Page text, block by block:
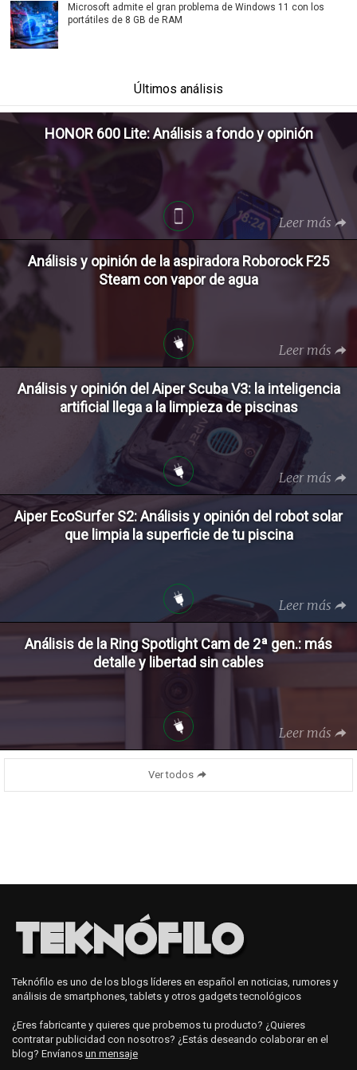
Microsoft admite el gran problema de Windows 11 con los
portátiles de 8 GB de RAM
Últimos análisis
HONOR 600 Lite: Análisis a fondo y opinión
Leer más
Análisis y opinión de la aspiradora Roborock F25
Steam con vapor de agua
Leer más
Análisis y opinión del Aiper Scuba V3: la inteligencia
artificial llega a la limpieza de piscinas
Leer más
Aiper EcoSurfer S2: Análisis y opinión del robot solar
que limpia la superficie de tu piscina
Leer más
Análisis de la Ring Spotlight Cam de 2ª gen.: más
detalle y libertad sin cables
Leer más
Ver todos
Teknófilo es uno de los blogs líderes en español en noticias, rumores y
análisis de smartphones, tablets y otros gadgets tecnológicos
¿Eres fabricante y quieres que probemos tu producto? ¿Quieres
contratar publicidad con nosotros? ¿Estás deseando colaborar en el
blog? Envíanos un mensaje